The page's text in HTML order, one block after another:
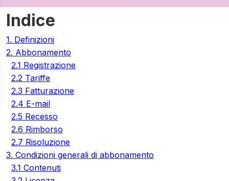
Indice
1. Definizioni
2. Abbonamento
2.1 Registrazione
2.2 Tariffe
2.3 Fatturazione
2.4 E-mail
2.5 Recesso
2.6 Rimborso
2.7 Risoluzione
3. Condizioni generali di abbonamento
3.1 Contenuti